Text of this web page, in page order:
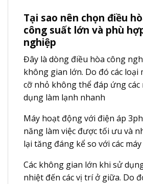
Tại sao nên chọn điều
công suất lớn và phù
nghiệp
Đây là dòng điều hòa công
không gian lớn. Do đó các
cỡ nhỏ không thể đáp ứng các
dụng làm lạnh nhanh
Máy hoạt động với điện áp
năng làm việc được tối ưu và
lại tăng đáng kể so với các
Các không gian lớn khi sử
nhiệt đến các vị trí ở giữa. Do